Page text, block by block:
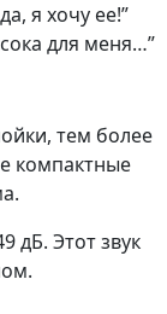
я хочу ее!”
для меня…”
тем более
компактные
дБ. Этот звук